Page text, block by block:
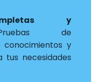
y
de
conocimientos y
tus necesidades